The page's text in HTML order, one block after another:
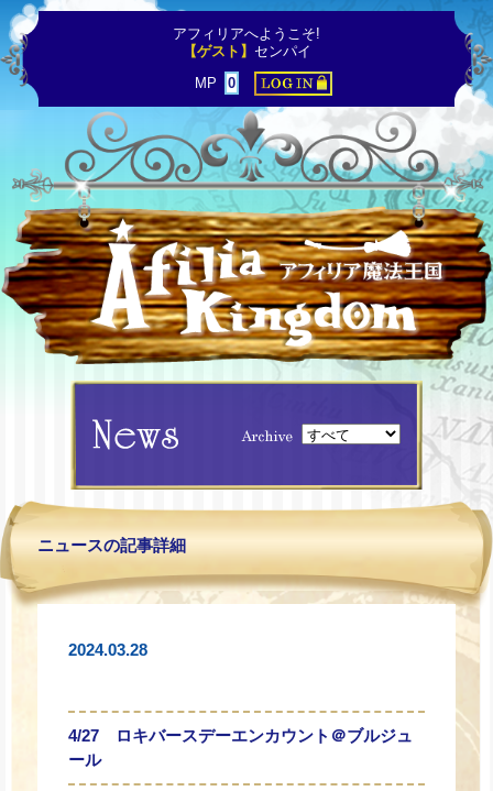
アフィリアへようこそ!
【ゲスト】 センパイ
MP
0
ニュースの記事詳細
2024.03.28
4/27 ロキバースデーエンカウント＠ブルジュ
ール